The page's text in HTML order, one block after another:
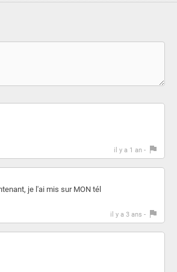
il y a 1 an -
je l'ai mis sur MON tél
il y a 3 ans -